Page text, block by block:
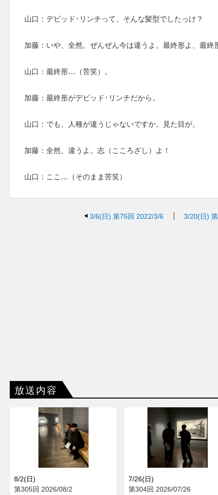
山口：デビッド･リンチって、そんな髪型でしたっけ？
加藤：いや、全然。ぜんぜん今は違うよ。最終形よ、最終
山口：最終形…（苦笑）。
加藤：最終形がデビッド･リンチだから。
山口：でも、人種が違うじゃないですか。見た目が。
加藤：全然、違うよ。志（こころざし）よ！
山口：ここ…（そのまま苦笑）
3/6(日) 第75回 2022/3/6 3/20(日)
放送内容
8/2(日)
第305回 2026/08/2
7/26(日)
第304回 2026/07/26